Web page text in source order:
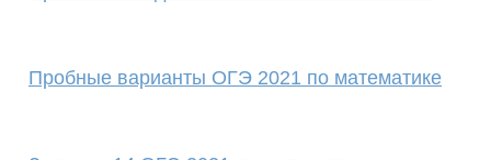
Пробные варианты ОГЭ 2021 по математике